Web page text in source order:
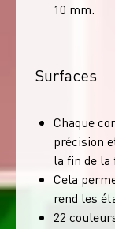
10 mm.
Surfaces
Chaque
précision
la fin de
Cela
rend les
22